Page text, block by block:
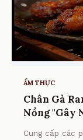
ẨM THỰC
Chân Gà
Nồng "Gây
Cung cấp các